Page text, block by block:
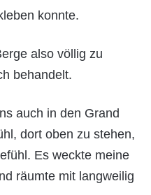
konnte.
also völlig zu
behandelt.
auch in den Grand
dort oben zu stehen,
Es weckte meine
räumte mit langweilig